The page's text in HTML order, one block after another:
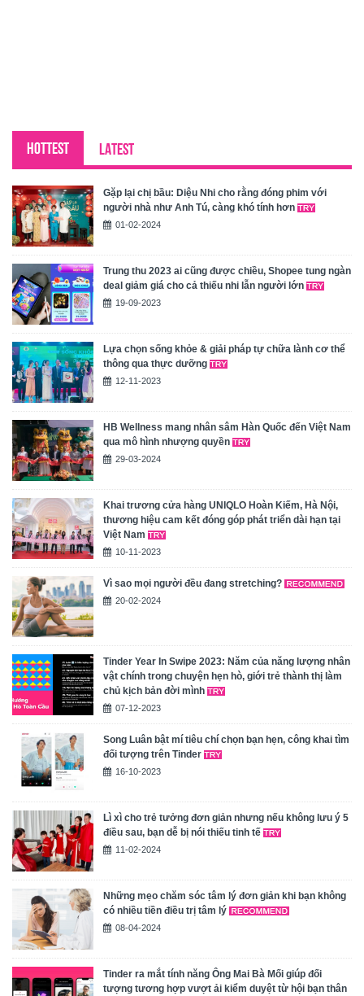
HOTTEST LATEST
Gặp lại chị bầu: Diệu Nhi cho rằng đóng phim với
người nhà như Anh Tú, càng khó tính hơn
01-02-2024
Trung thu 2023 ai cũng được chiều, Shopee tung ngàn
deal giảm giá cho cả thiếu nhi lẫn người lớn
19-09-2023
Lựa chọn sống khỏe & giải pháp tự chữa lành cơ thể
thông qua thực dưỡng
12-11-2023
HB Wellness mang nhân sâm Hàn Quốc đến Việt Nam
qua mô hình nhượng quyền
29-03-2024
Khai trương cửa hàng UNIQLO Hoàn Kiếm, Hà Nội,
thương hiệu cam kết đóng góp phát triển dài hạn tại
Việt Nam
10-11-2023
Vì sao mọi người đều đang stretching?
20-02-2024
Tinder Year In Swipe 2023: Năm của năng lượng nhân
vật chính trong chuyện hẹn hò, giới trẻ thành thị làm
chủ kịch bản đời mình
07-12-2023
Song Luân bật mí tiêu chí chọn bạn hẹn, công khai tìm
đối tượng trên Tinder
16-10-2023
Lì xì cho trẻ tưởng đơn giản nhưng nếu không lưu ý 5
điều sau, bạn dễ bị nói thiếu tinh tế
11-02-2024
Những mẹo chăm sóc tâm lý đơn giản khi bạn không
có nhiều tiền điều trị tâm lý
08-04-2024
Tinder ra mắt tính năng Ông Mai Bà Mối giúp đối
tượng tương hợp vượt ải kiểm duyệt từ hội bạn thân